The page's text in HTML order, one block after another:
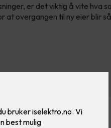
er det viktig å vite hva
overgangen til ny eier blir